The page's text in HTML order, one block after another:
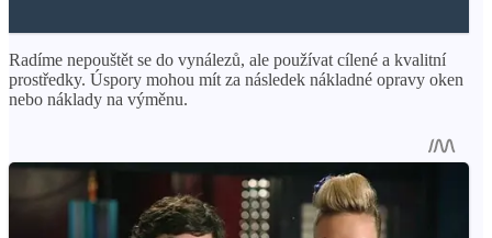
Radíme nepouštět se do vynálezů, ale používat cílené a kvalitní
prostředky. Úspory mohou mít za následek nákladné opravy oken
nebo náklady na výměnu.